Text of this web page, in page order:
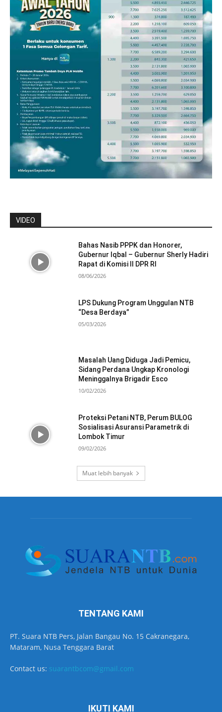
VIDEO
Bahas Nasib PPPK dan Honorer,
Gubernur Iqbal – Gubernur Sherly Hadiri
Rapat di Komisi II DPR RI
08/06/2026
LPS Dukung Program Unggulan NTB
“Desa Berdaya”
05/03/2026
Masalah Uang Diduga Jadi Pemicu,
Sidang Perdana Ungkap Kronologi
Meninggalnya Brigadir Esco
10/02/2026
Proteksi Petani NTB, Perum BULOG
Sosialisasi Asuransi Parametrik di
Lombok Timur
09/02/2026
Muat lebih banyak
TENTANG KAMI
PT. Suara NTB Pers, Jalan Bangau No. 15 Cakranegara,
Mataram, Nusa Tenggara Barat
Contact us: suarantbcom@gmail.com
IKUTI KAMI